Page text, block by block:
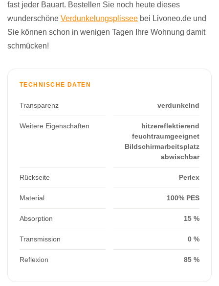
fast jeder Bauart. Bestellen Sie noch heute dieses
wunderschöne Verdunkelungsplissee bei Livoneo.de und
Sie können schon in wenigen Tagen Ihre Wohnung damit
schmücken!
TECHNISCHE DATEN
Transparenz verdunkelnd
Weitere Eigenschaften
hitzereflektierend
feuchtraumgeeignet
Bildschirmarbeitsplatz
abwischbar
Rückseite Perlex
Material 100% PES
Absorption 15 %
Transmission 0 %
Reflexion 85 %